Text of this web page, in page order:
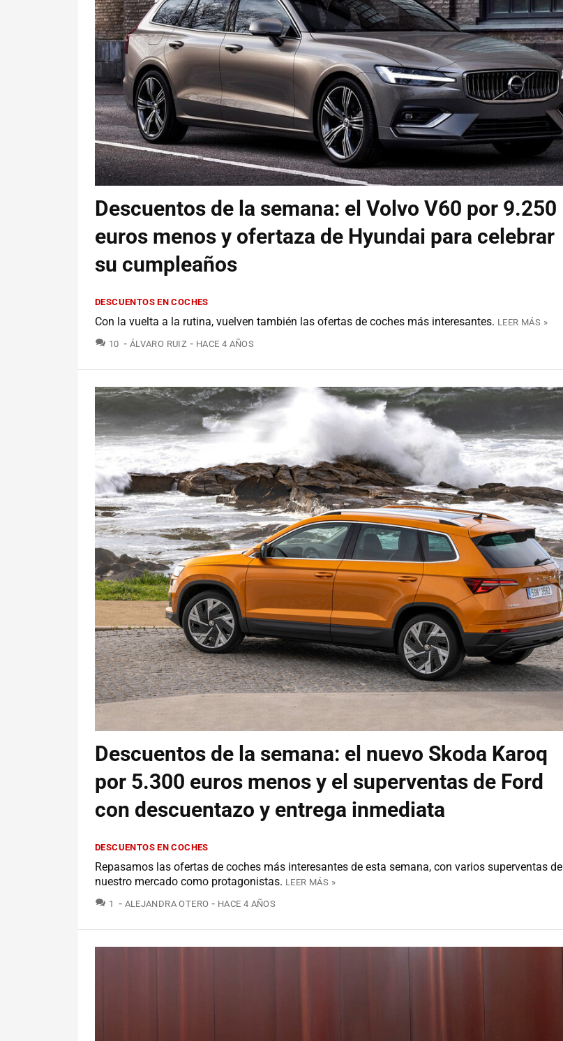
Descuentos de la semana: el Volvo V60 por 9.250
euros menos y ofertaza de Hyundai para celebrar
su cumpleaños
DESCUENTOS EN COCHES
Con la vuelta a la rutina, vuelven también las ofertas de coches más interesantes. LEER MÁS »
10 COMENTARIOS
ÁLVARO RUIZ HACE 4 AÑOS
Descuentos de la semana: el nuevo Skoda Karoq
por 5.300 euros menos y el superventas de Ford
con descuentazo y entrega inmediata
DESCUENTOS EN COCHES
Repasamos las ofertas de coches más interesantes de esta semana, con varios superventas de
nuestro mercado como protagonistas. LEER MÁS »
1 COMENTARIOS
ALEJANDRA OTERO HACE 4 AÑOS